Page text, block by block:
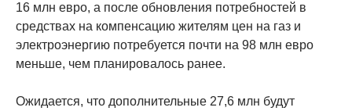
16 млн евро, а после обновления потребностей в
средствах на компенсацию жителям цен на газ и
электроэнергию потребуется почти на 98 млн евро
меньше, чем планировалось ранее.
Ожидается, что дополнительные 27,6 млн будут